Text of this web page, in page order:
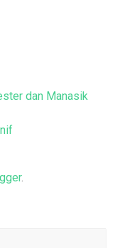
dan Manasik
.